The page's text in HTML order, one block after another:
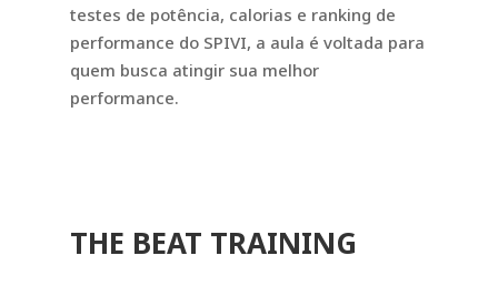
testes de potência, calorias e ranking de
performance do SPIVI, a aula é voltada para
quem busca atingir sua melhor
performance.
THE BEAT TRAINING